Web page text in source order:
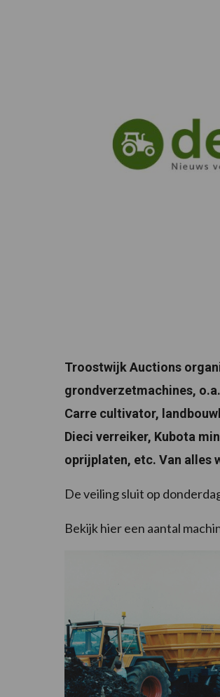
Troostwijk Auctions
grondverzetmachines,
Carre cultivator,
Dieci verreiker, Kubota
oprijplaten, etc. Van alles
De veiling sluit op
Bekijk hier een aantal